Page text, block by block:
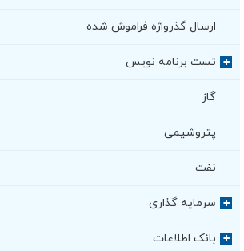
ارسال گذرواژه فراموش شده
+ تست برنامه نویس
گاز
پتروشیمی
نفت
+ سرمایه گذاری
+ بانک اطلاعات